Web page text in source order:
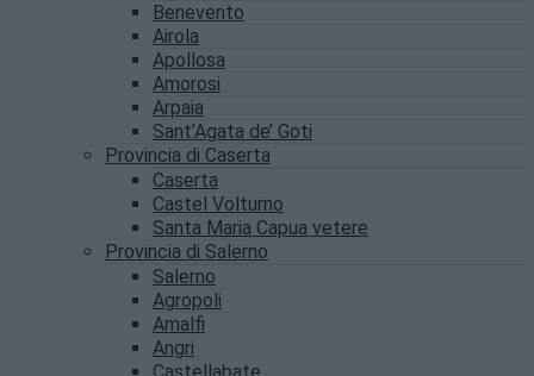
Benevento
Airola
Apollosa
Amorosi
Arpaia
Sant’Agata de’ Goti
Provincia di Caserta
Caserta
Castel Volturno
Santa Maria Capua vetere
Provincia di Salerno
Salerno
Agropoli
Amalfi
Angri